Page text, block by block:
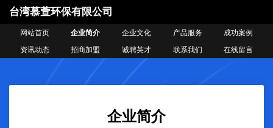
台湾慕萱环保有限公司
网站首页 企业简介 企业文化 产品服务
成功案例
资讯动态
招商加盟 诚聘英才 联系我们 在线留言
企业简介